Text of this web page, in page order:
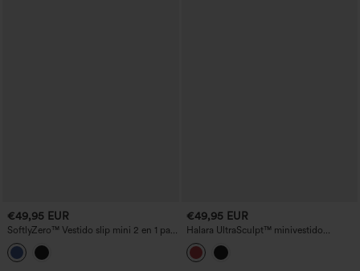
€49,95 EUR
SoftlyZero™ Vestido slip mini 2 en 1 para
tenis y uso activo, con sujetador
incorporado, malla a contraste y
bolsillos - Edición Easy Peezy
€49,95 EUR
Halara UltraSculpt™ minivestido
deportivo para golf con cuello alto corto
(mock neck), sujetador integrado,
espalda racerback y bloques de color